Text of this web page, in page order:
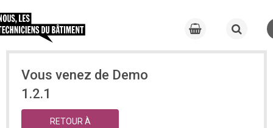
Vous venez de Demo
1.2.1
RETOUR À